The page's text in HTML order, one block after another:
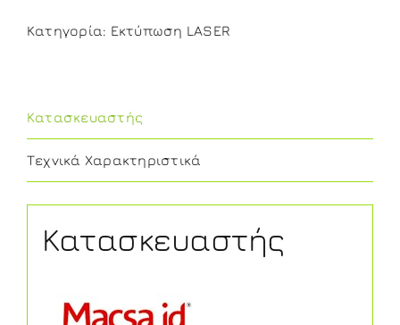
Κατηγορία: Εκτύπωση LASER
Κατασκευαστής
Τεχνικά Χαρακτηριστικά
Κατασκευαστής